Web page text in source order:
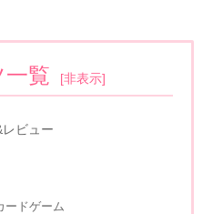
一覧 [非表示]
ビュー
ードゲーム